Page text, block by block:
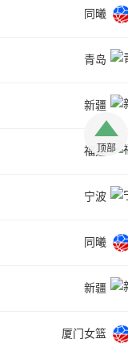
同曦
青岛
新疆
福建
宁波
同曦
新疆
厦门女篮
顶部